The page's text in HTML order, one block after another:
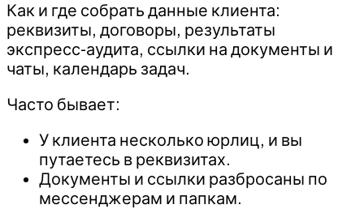
Как и где собрать данные клиента:
реквизиты, договоры, результаты
экспресс-аудита, ссылки на документы и
чаты, календарь задач.
Часто бывает:
У клиента несколько юрлиц, и вы
путаетесь в реквизитах.
Документы и ссылки разбросаны по
мессенджерам и папкам.